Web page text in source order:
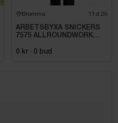
Bromma 11d 2h
ARBETSBYXA SNICKERS
7575 ALLROUNDWORK
0 kr · 0 bud